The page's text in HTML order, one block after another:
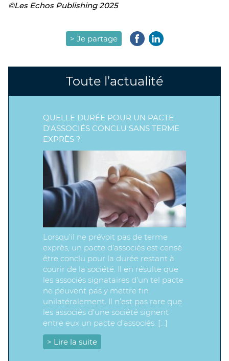
©Les Echos Publishing 2025
> Je partage
Toute l’actualité
QUELLE DURÉE POUR UN PACTE
D’ASSOCIÉS CONCLU SANS TERME
EXPRÈS ?
Lorsqu’il ne prévoit pas de terme
exprès, un pacte d’associés est censé
être conclu pour la durée restant à
courir de la société. Il en résulte que
les associés signataires d’un tel pacte
ne peuvent pas y mettre fin
unilatéralement. Il n’est pas rare que
les associés d’une société signent
entre eux un pacte d’associés. […]
> Lire la suite